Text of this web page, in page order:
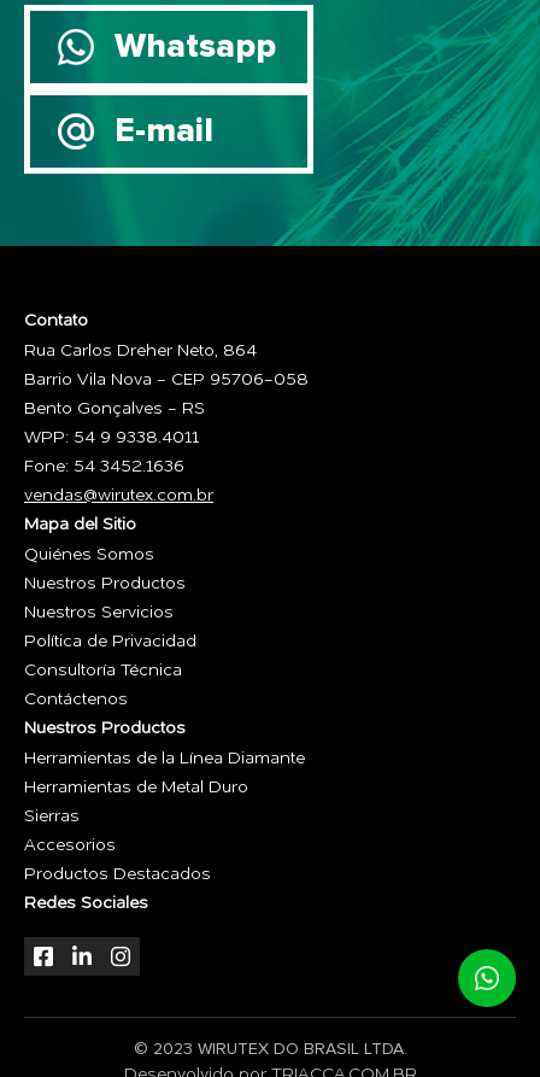
Whatsapp
E-mail
Contato
Rua Carlos Dreher Neto, 864
Barrio Vila Nova - CEP 95706-058
Bento Gonçalves - RS
WPP: 54 9 9338.4011
Fone: 54 3452.1636
vendas@wirutex.com.br
Mapa del Sitio
Quiénes Somos
Nuestros Productos
Nuestros Servicios
Política de Privacidad
Consultoría Técnica
Contáctenos
Nuestros Productos
Herramientas de la Línea Diamante
Herramientas de Metal Duro
Sierras
Accesorios
Productos Destacados
Redes Sociales
© 2023 WIRUTEX DO BRASIL LTDA.